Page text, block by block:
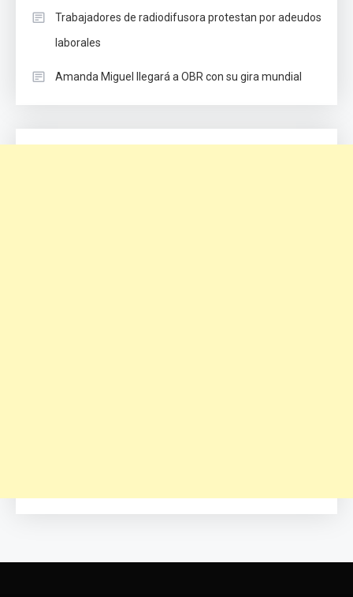
Trabajadores de radiodifusora protestan por adeudos
laborales
Amanda Miguel llegará a OBR con su gira mundial